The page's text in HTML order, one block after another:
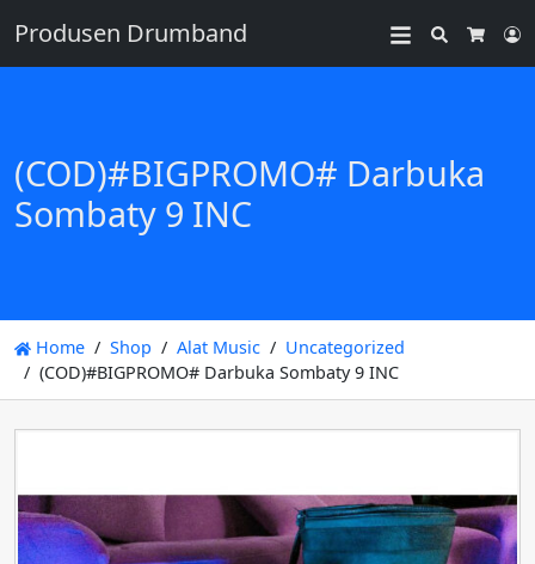
Produsen Drumband
Search
(COD)#BIGPROMO# Darbuka
Sombaty 9 INC
Home Shop Alat Music
Uncategorized
(COD)#BIGPROMO# Darbuka Sombaty 9 INC